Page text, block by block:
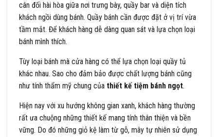
cân đối hài hòa giữa nơi trưng bày, quầy bar và diện tích
khách ngồi dùng bánh. Quầy bánh cần được đặt ở vị trí vừa
tầm mắt. Để khách hàng dễ dàng quan sát và lựa chọn loại
bánh mình thích.
Tùy loại bánh mà cửa hàng có thể lựa chọn loại quầy tủ
khác nhau. Sao cho đảm bảo được chất lượng bánh cũng
như tính thẩm mỹ chung của thiết kế tiệm bánh ngọt.
Hiện nay với xu hướng không gian xanh, khách hàng thường
rất ưa chuộng những thiết kế mang tính thân thiện và bền
vững. Do đó những giỏ kệ làm từ gỗ, mây tự nhiên sử dụng